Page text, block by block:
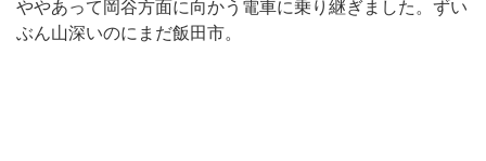
ややあって岡谷方面に向かう電車に乗り継ぎました。ずい
ぶん山深いのにまだ飯田市。